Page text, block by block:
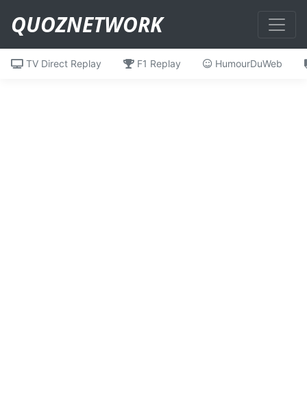
QUOZNETWORK
TV Direct Replay F1 Replay HumourDuWeb